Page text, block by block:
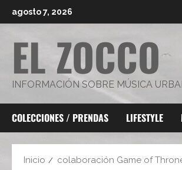
al
agosto 7, 2026
EL ZOCCO
INFORMACIÓN SOBRE MÚSICA
COLECCIONES / PRENDAS LIFESTYLE
Inicio colaboración Game of